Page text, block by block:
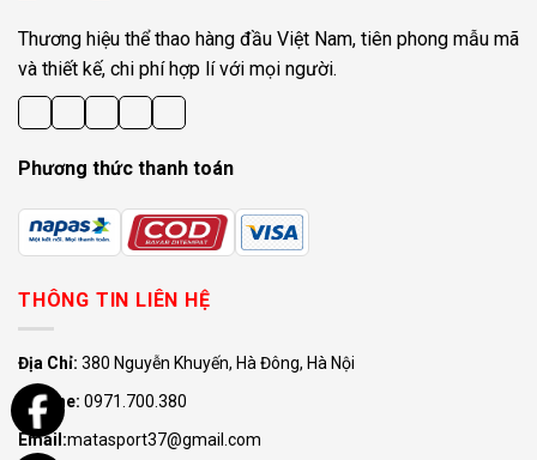
Thương hiệu thể thao hàng đầu Việt Nam, tiên phong mẫu mã
và thiết kế, chi phí hợp lí với mọi người.
Phương thức thanh toán
THÔNG TIN LIÊN HỆ
Địa Chỉ: 380 Nguyễn Khuyến, Hà Đông, Hà Nội
Hotline: 0971.700.380
Email:matasport37@gmail.com